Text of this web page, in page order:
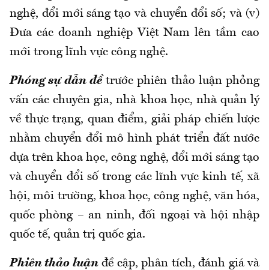
nghệ, đổi mới sáng tạo và chuyển đổi số; và (v)
Đưa các doanh nghiệp Việt Nam lên tầm cao
mới trong lĩnh vực công nghệ.
Phóng sự dẫn đềtrước phiên thảo luận phỏng
vấn các chuyên gia, nhà khoa học, nhà quản lý
về thực trạng, quan điểm, giải pháp chiến lược
nhằm chuyển đổi mô hình phát triển đất nước
dựa trên khoa học, công nghệ, đổi mới sáng tạo
và chuyển đổi số trong các lĩnh vực kinh tế, xã
hội, môi trường, khoa học, công nghệ, văn hóa,
quốc phòng – an ninh, đối ngoại và hội nhập
quốc tế, quản trị quốc gia.
Phiên thảo luậnđề cập, phân tích, đánh giá và